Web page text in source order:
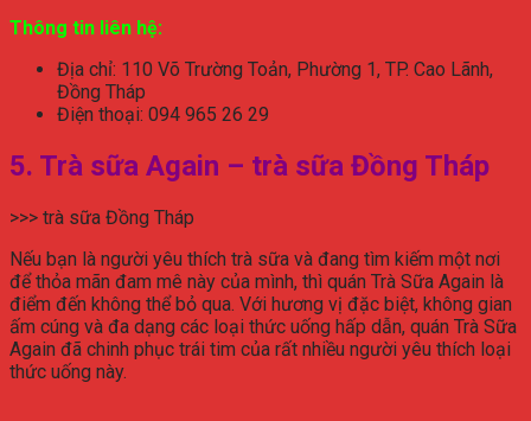
Thông tin liên hệ:
Địa chỉ: 110 Võ Trường Toản, Phường 1, TP. Cao Lãnh,
Đồng Tháp
Điện thoại: 094 965 26 29
5. Trà sữa Again – trà sữa Đồng Tháp
>>> trà sữa Đồng Tháp
Nếu bạn là người yêu thích trà sữa và đang tìm kiếm một nơi
để thỏa mãn đam mê này của mình, thì quán Trà Sữa Again là
điểm đến không thể bỏ qua. Với hương vị đặc biệt, không gian
ấm cúng và đa dạng các loại thức uống hấp dẫn, quán Trà Sữa
Again đã chinh phục trái tim của rất nhiều người yêu thích loại
thức uống này.